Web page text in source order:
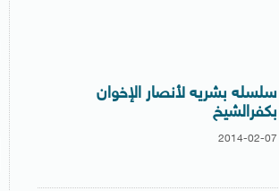
سلسله بشريه لأنصار الإخوان
بكفرالشيخ
2014-02-07